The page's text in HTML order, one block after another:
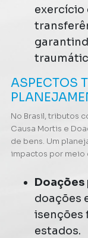
exercício
ASPECTOS
No Brasil, tributos
Causa Mortis e
de bens. Um
impactos por meio
Doações
doações
isenções
estados.